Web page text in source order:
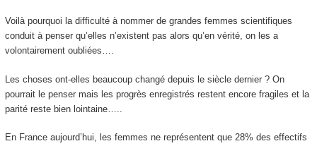
Voilà pourquoi la difficulté à nommer de grandes femmes scientifiques
conduit à penser qu’elles n’existent pas alors qu’en vérité, on les a
volontairement oubliées….
Les choses ont-elles beaucoup changé depuis le siècle dernier ? On
pourrait le penser mais les progrès enregistrés restent encore fragiles et la
parité reste bien lointaine…..
En France aujourd’hui, les femmes ne représentent que 28% des effectifs